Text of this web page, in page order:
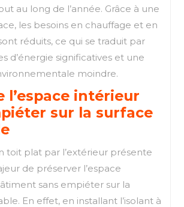
au long de l’année. Grâce à une
les besoins en chauffage et en
réduits, ce qui se traduit par
d’énergie significatives et une
moindre.
l’espace intérieur
sur la surface
toit plat par l’extérieur présente
de préserver l’espace
sans empiéter sur la
En effet, en installant l’isolant à